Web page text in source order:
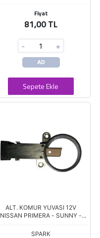
Fiyat
81,00 TL
- +
AD
Sepete Ekle
ALT. KOMUR YUVASI 12V
NISSAN PRIMERA - SUNNY -
SPARK